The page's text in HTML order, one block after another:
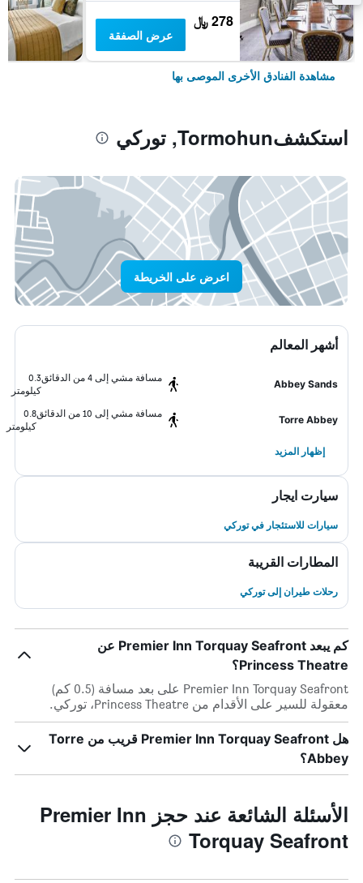
278 ﷼
عرض الصفقة
مشاهدة الفنادق الأخرى الموصى بها
استكشفTormohun, توركي
اعرض على الخريطة
أشهر المعالم
Abbey Sands
مسافة مشي إلى 4 من الدقائق
0.3
كيلومتر
Torre Abbey
مسافة مشي إلى 10 من الدقائق
0.8
كيلومتر
إظهار المزيد
سيارت ايجار
سيارات للاستئجار في توركي
المطارات القريبة
رحلات طيران إلى توركي
كم يبعد Premier Inn Torquay Seafront عن
Princess Theatre؟
Premier Inn Torquay Seafront على بعد مسافة (0.5 كم)
معقولة للسير على الأقدام من Princess Theatre، توركي.
هل Premier Inn Torquay Seafront قريب من Torre
Abbey؟
الأسئلة الشائعة عند حجز Premier Inn
Torquay Seafront